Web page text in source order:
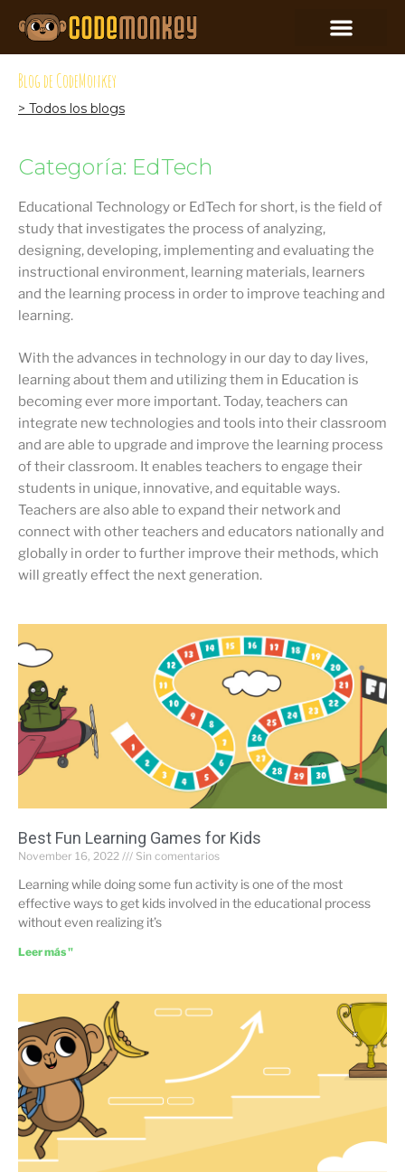
Blog de CodeMonkey
> Todos los blogs
Categoría: EdTech
Educational Technology or EdTech for short, is the field of
study that investigates the process of analyzing,
designing, developing, implementing and evaluating the
instructional environment, learning materials, learners
and the learning process in order to improve teaching and
learning.
With the advances in technology in our day to day lives,
learning about them and utilizing them in Education is
becoming ever more important. Today, teachers can
integrate new technologies and tools into their classroom
and are able to upgrade and improve the learning process
of their classroom. It enables teachers to engage their
students in unique, innovative, and equitable ways.
Teachers are also able to expand their network and
connect with other teachers and educators nationally and
globally in order to further improve their methods, which
will greatly effect the next generation.
Best Fun Learning Games for Kids
November 16, 2022 Sin comentarios
Learning while doing some fun activity is one of the most
effective ways to get kids involved in the educational process
without even realizing it’s
Leer más "